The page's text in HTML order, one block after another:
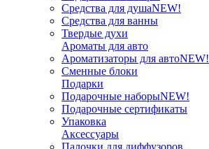
Средства для душаNEW!
Средства для ванны
Твердые духи
Ароматы для авто
Ароматизаторы для автоNEW!
Сменные блоки
Подарки
Подарочные наборыNEW!
Подарочные сертификаты
Упаковка
Аксессуары
Палочки для диффузоров